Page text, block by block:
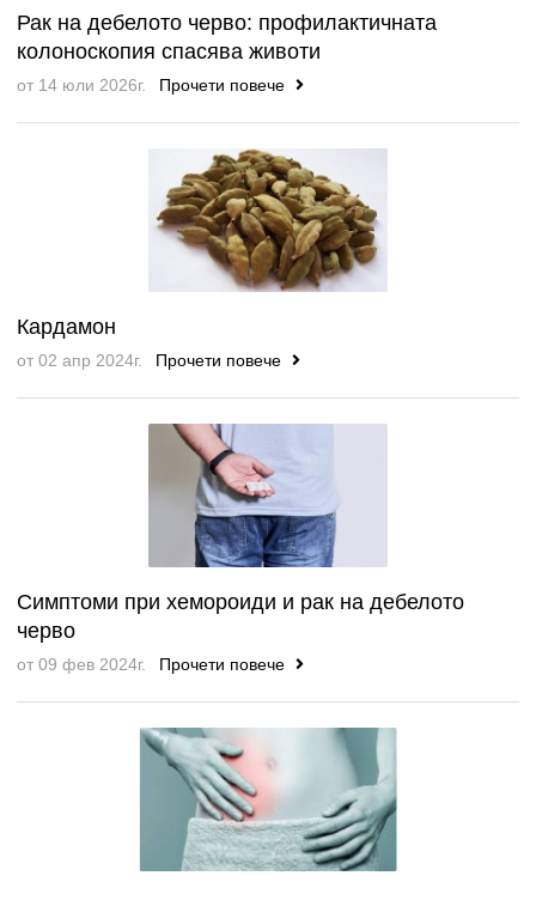
Рак на дебелото черво: профилактичната
колоноскопия спасява животи
от 14 юли 2026г. Прочети повече
Кардамон
от 02 апр 2024г. Прочети повече
Симптоми при хемороиди и рак на дебелото
черво
от 09 фев 2024г. Прочети повече